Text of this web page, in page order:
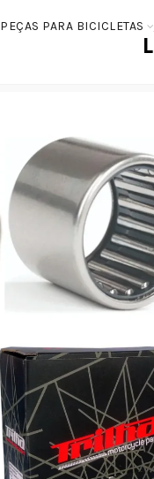
PEÇAS PARA BICICLETAS
Rolamento